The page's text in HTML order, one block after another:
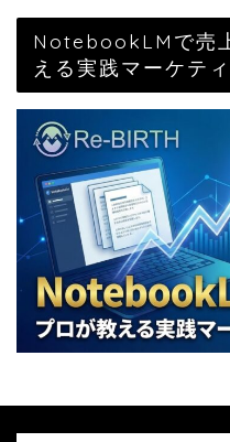
NotebookLMで売
える実践マーケテ